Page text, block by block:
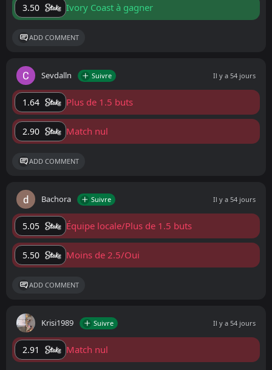
3.50 Ivory Coast à gagner
ADD COMMENT
Sevdalln Suivre Il y a 54 jours
1.64 Plus de 1.5 buts
2.90 Match nul
ADD COMMENT
Bachora Suivre Il y a 54 jours
5.05 Équipe locale/Plus de 1.5 buts
5.50 Moins de 2.5/Oui
ADD COMMENT
Krisi1989 Suivre Il y a 54 jours
2.91 Match nul